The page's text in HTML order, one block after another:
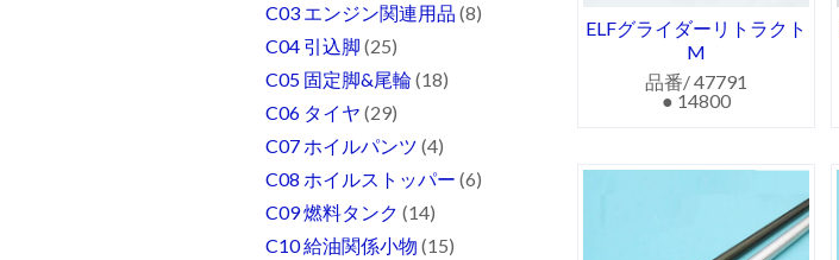
ELFグライダーリトラクト
M
品番/ 47791
● 14800
C03 エンジン関連用品 (8)
C04 引込脚 (25)
C05 固定脚&尾輪(18)
C06 タイヤ (29)
C07 ホイルパンツ (4)
C08 ホイルストッパー (6)
C09 燃料タンク (14)
C10 給油関係小物 (15)